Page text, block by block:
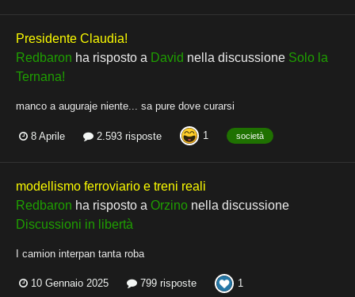
Presidente Claudia!
Redbaron ha risposto a David nella discussione Solo la
Ternana!
manco a auguraje niente... sa pure dove curarsi
8 Aprile 2.593 risposte 1 società
modellismo ferroviario e treni re a l i
Redbaron ha risposto a Orzino nella discussione
Discussioni in libertà
I camion interpan tanta roba
10 Gennaio 2025 799 risposte 1